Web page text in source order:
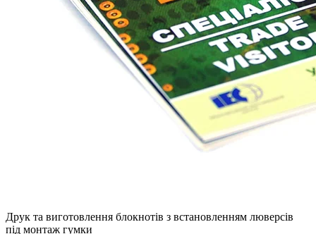
Друк та виготовлення блокнотів з встановленням люверсів
під монтаж гумки